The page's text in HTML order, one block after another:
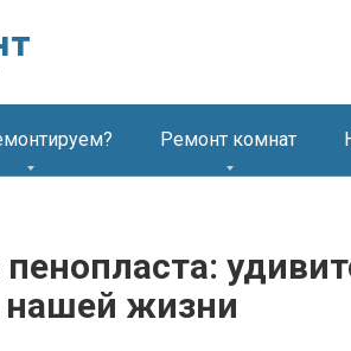
Ремонт комнат
нашей жизни